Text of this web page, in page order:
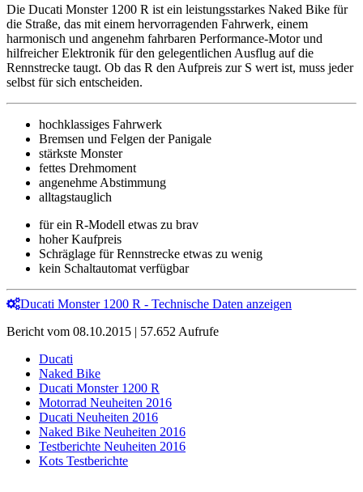
Die Ducati Monster 1200 R ist ein leistungsstarkes Naked Bike für
die Straße, das mit einem hervorragenden Fahrwerk, einem
harmonisch und angenehm fahrbaren Performance-Motor und
hilfreicher Elektronik für den gelegentlichen Ausflug auf die
Rennstrecke taugt. Ob das R den Aufpreis zur S wert ist, muss jeder
selbst für sich entscheiden.
hochklassiges Fahrwerk
Bremsen und Felgen der Panigale
stärkste Monster
fettes Drehmoment
angenehme Abstimmung
alltagstauglich
für ein R-Modell etwas zu brav
hoher Kaufpreis
Schräglage für Rennstrecke etwas zu wenig
kein Schaltautomat verfügbar
Ducati Monster 1200 R - Technische Daten anzeigen
Bericht vom 08.10.2015 | 57.652 Aufrufe
Ducati
Naked Bike
Ducati Monster 1200 R
Motorrad Neuheiten 2016
Ducati Neuheiten 2016
Naked Bike Neuheiten 2016
Testberichte Neuheiten 2016
Kots Testberichte